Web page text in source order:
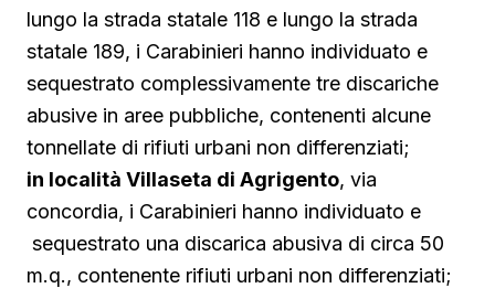
lungo la strada statale 118 e lungo la strada
statale 189, i Carabinieri hanno individuato e
sequestrato complessivamente tre discariche
abusive in aree pubbliche, contenenti alcune
tonnellate di rifiuti urbani non differenziati;
in località Villaseta di Agrigento, via
concordia, i Carabinieri hanno individuato e
sequestrato una discarica abusiva di circa 50
m.q., contenente rifiuti urbani non differenziati;